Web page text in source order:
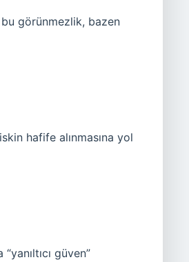
görünmezlik, bazen
hafife alınmasına yol
güven”